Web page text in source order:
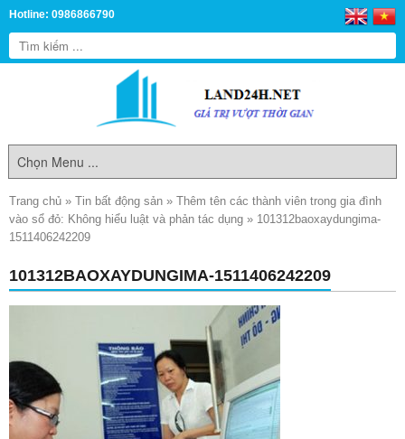
Hotline: 0986866790
Trang chủ » Tin bất động sản » Thêm tên các thành viên trong gia đình
vào sổ đỏ: Không hiểu luật và phản tác dụng » 101312baoxaydungima-
1511406242209
101312BAOXAYDUNGIMA-1511406242209